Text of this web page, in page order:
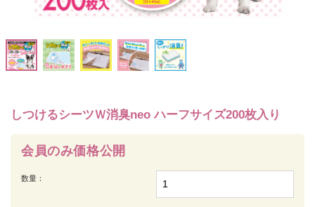
しつけるシーツＷ消臭neo ハーフサイズ200枚入り
会員のみ価格公開
数量：